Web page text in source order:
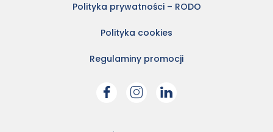
Polityka prywatności – RODO
Polityka cookies
Regulaminy promocji